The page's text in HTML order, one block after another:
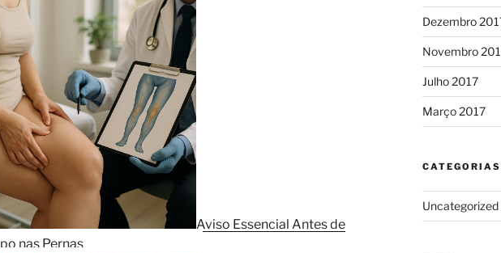
Aviso Essencial Antes de
nas Pernas
Dezembro
Novembro
Julho 2017
Março 2017
CATEGORIAS
Uncategorized